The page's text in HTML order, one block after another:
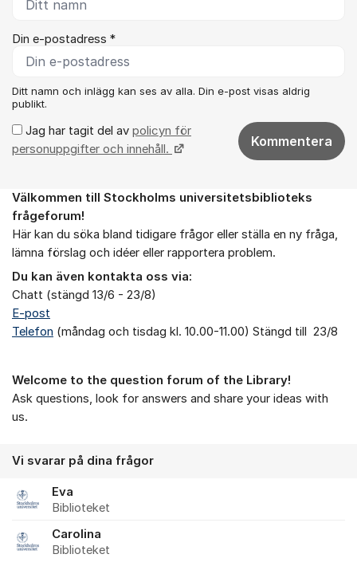
Din e-postadress *
Ditt namn och inlägg kan ses av alla. Din e-post visas aldrig
publikt.
Jag har tagit del av policyn för
personuppgifter och innehåll.
Kommentera
Om forumet
Välkommen till Stockholms universitetsbiblioteks
frågeforum!
Här kan du söka bland tidigare frågor eller ställa en ny fråga,
lämna förslag och idéer eller rapportera problem.
Du kan även kontakta oss via:
Chatt (stängd 13/6 - 23/8)
E-post
Telefon (måndag och tisdag kl. 10.00-11.00) Stängd till 23/8
Welcome to the question forum of the Library!
Ask questions, look for answers and share your ideas with
us.
Vi svarar på dina frågor
Eva
Biblioteket
Carolina
Biblioteket